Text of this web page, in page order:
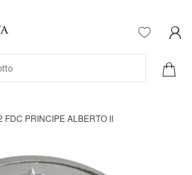
FDC PRINCIPE ALBERTO II